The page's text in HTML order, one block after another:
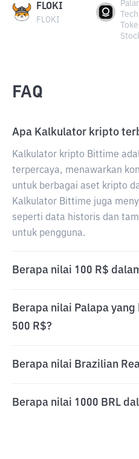
FLOKI
FLOKI
FAQ
Apa Kalkulator kripto
Kalkulator kripto Bittime
terpercaya, menawarkan
untuk berbagai aset kripto
Kalkulator Bittime juga
seperti data historis dan
untuk pengguna.
Berapa nilai 100 R$
Berapa nilai Palapa
500 R$?
Berapa nilai Brazilian
Berapa nilai 1000 BRL